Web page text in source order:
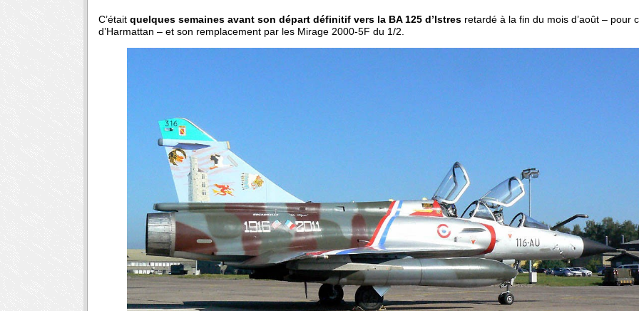
C’était quelques semaines avant son départ définitif vers la BA 125 d’Istres retardé à la fin du mois d’août – pour
d’Harmattan – et son remplacement par les Mirage 2000-5F du 1/2.